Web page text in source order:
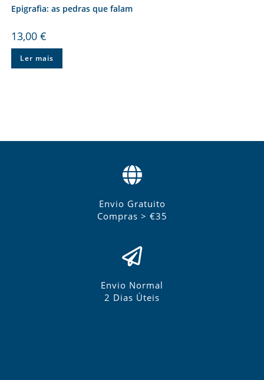
Epigrafia: as pedras que falam
13,00 €
Ler mais
Envio Gratuito
Compras > €35
Envio Normal
2 Dias Úteis